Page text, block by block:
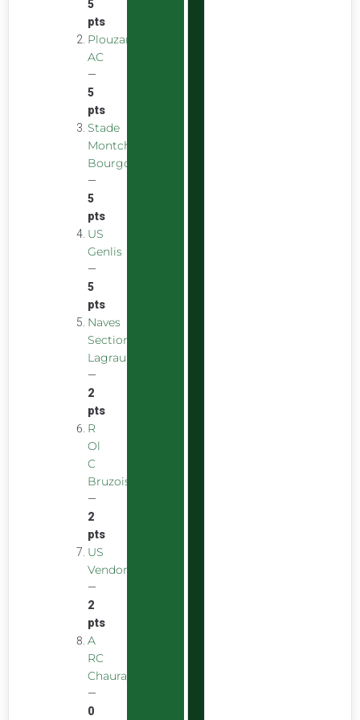
5
pts
Plouzane
AC
—
5
pts
Stade
Montchaninois
Bourgogne
—
5
pts
US
Genlis
—
5
pts
Naves
Section
Lagraulière
—
2
pts
R
Ol
C
Bruzois
—
2
pts
US
Vendomoise
—
2
pts
A
RC
Chauray
—
0